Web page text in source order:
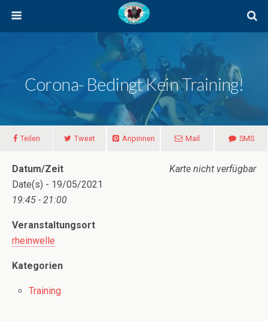
Corona- Bedingt Kein Training!
Teilen Tweet Anpinnen Mail SMS
Karte nicht verfügbar
Datum/Zeit
Date(s) - 19/05/2021
19:45 - 21:00
Veranstaltungsort
rheinwelle
Kategorien
Training